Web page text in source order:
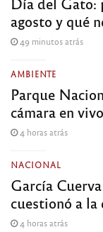
agosto y qué
49 minutos atrás
AMBIENTE
Parque
cámara en
4 horas atrás
NACIONAL
García
cuestionó a
4 horas atrás